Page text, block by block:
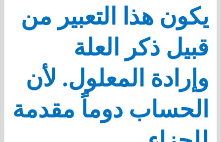
يكون هذا التعبير من
قبيل ذكر العلة
وإرادة المعلول. لأن
الحساب دوماً مقدمة